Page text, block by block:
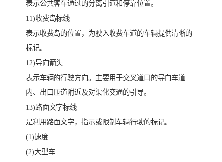
表示公共客车通过的分离引道和停靠位置。
11)收费岛标线
表示收费岛的位置，为驶入收费车道的车辆提供清晰的
标记。
12)导向箭头
表示车辆的行驶方向。主要用于交叉道口的导向车道
内、出口匝道附近及对渠化交通的引导。
13)路面文字标线
是利用路面文字，指示或限制车辆行驶的标记。
(1)速度
(2)大型车